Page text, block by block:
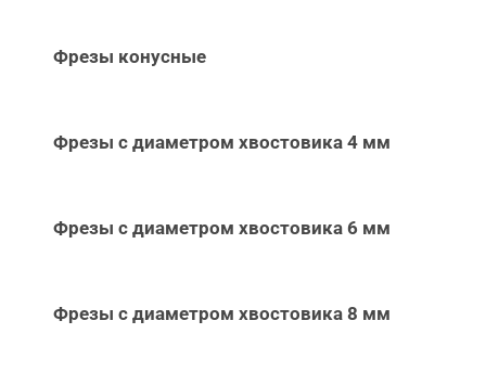
Фрезы конусные
Фрезы с диаметром хвостовика 4 мм
Фрезы с диаметром хвостовика 6 мм
Фрезы с диаметром хвостовика 8 мм